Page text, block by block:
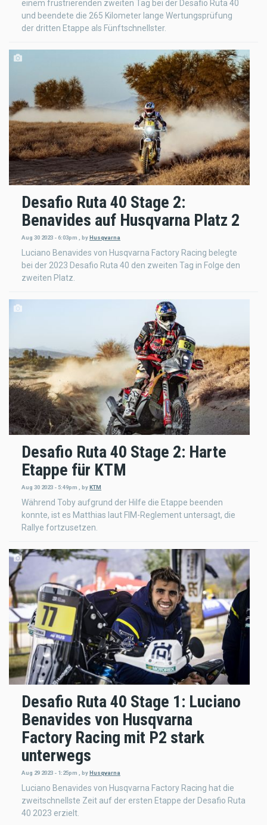
einem frustrierenden zweiten Tag bei der Desafio Ruta 40
und beendete die 265 Kilometer lange Wertungsprüfung
der dritten Etappe als Fünftschnellster.
Desafio Ruta 40 Stage 2:
Benavides auf Husqvarna Platz 2
Aug 30 2023 - 6:03pm byHusqvarna
Luciano Benavides von Husqvarna Factory Racing belegte
bei der 2023 Desafio Ruta 40 den zweiten Tag in Folge den
zweiten Platz.
Desafio Ruta 40 Stage 2: Harte
Etappe für KTM
Aug 30 2023 - 5:49pm , byKTM
Während Toby aufgrund der Hilfe die Etappe beenden
konnte, ist es Matthias laut FIM-Reglement untersagt, die
Rallye fortzusetzen.
Desafio Ruta 40 Stage 1: Luciano
Benavides von Husqvarna
Factory Racing mit P2 stark
unterwegs
Aug 29 2023 - 1:25pm , byHusqvarna
Luciano Benavides von Husqvarna Factory Racing hat die
zweitschnellste Zeit auf der ersten Etappe der Desafio Ruta
40 2023 erzielt.